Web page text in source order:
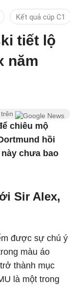
Kết quả cúp C1
tiết lộ
năm
chiêu mộ
hồi
chưa bao
Sir Alex,
được sự chú ý
màu áo
thành mục
là một trong